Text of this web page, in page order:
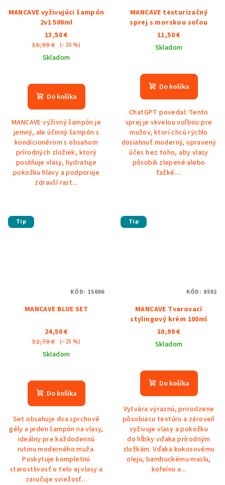
MANCAVE vyživujúci šampón
2v1 500ml
13,50 €
16,90 € (–20 %)
Skladom
Do košíka
MANCAVE výživný šampón je
jemný, ale účinný šampón s
kondicionérom s obsahom
prírodných zložiek, ktorý
posilňuje vlasy, hydratuje
pokožku hlavy a podporuje
zdravší rast...
MANCAVE texturizačný
sprej s morskou soľou
11,50 €
Skladom
Do košíka
ChatGPT povedal: Tento
sprej je skvelou voľbou pre
mužov, ktorí chcú rýchlo
dosiahnuť moderný, upravený
účes bez toho, aby vlasy
pôsobili zlepené alebo
ťažké....
Tip
MANCAVE BLUE SET
24,50 €
32,70 € (–25 %)
Skladom
Do košíka
Set obsahuje dva sprchové
gély a jeden šampón na vlasy,
ideálny pre každodennú
rutinu moderného muža.
Poskytuje kompletnú
starostlivosť o telo aj vlasy a
zaručuje sviežosť...
KÓD: 15696
Tip
MANCAVE Tvarovací
stylingový krém 100ml
10,90 €
Skladom
Do košíka
Vytvára výraznú, prirodzene
pôsobiacu textúru a zároveň
vyživuje vlasy a pokožku
do hĺbky vďaka prírodným
zložkám. Vďaka kokosovému
oleju, bambuckému maslu,
kofeínu a...
KÓD: 8592